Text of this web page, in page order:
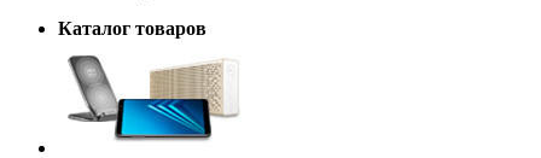
Каталог товаров